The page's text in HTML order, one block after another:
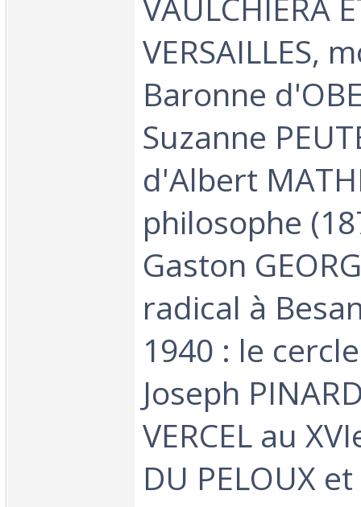
VAULCHIERA
VERSAILLES,
Baronne
Suzanne
d'Albert
philosophe
Gaston
radical à
1940 : le
Joseph
VERCEL au
DU PELOUX